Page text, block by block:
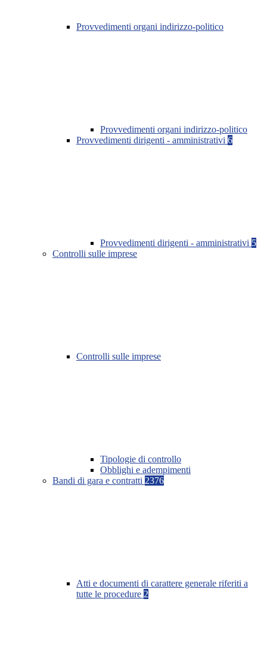
Provvedimenti organi indirizzo-politico
Provvedimenti organi indirizzo-politico
Provvedimenti dirigenti - amministrativi 6
Provvedimenti dirigenti - amministrativi 5
Controlli sulle imprese
Controlli sulle imprese
Tipologie di controllo
Obblighi e adempimenti
Bandi di gara e contratti 2376
Atti e documenti di carattere generale riferiti a
tutte le procedure 2